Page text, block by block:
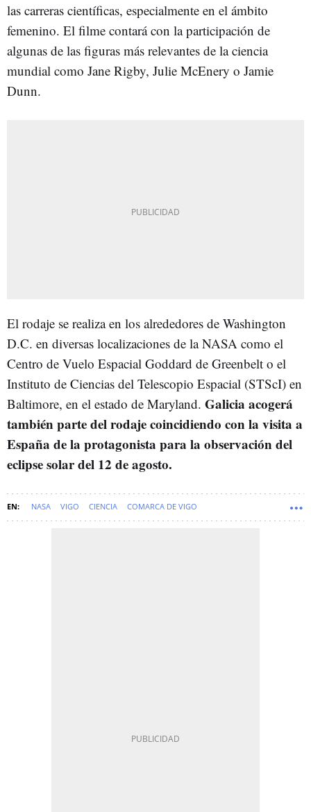
las carreras científicas, especialmente en el ámbito
femenino. El filme contará con la participación de
algunas de las figuras más relevantes de la ciencia
mundial como Jane Rigby, Julie McEnery o Jamie
Dunn.
El rodaje se realiza en los alrededores de Washington
D.C. en diversas localizaciones de la NASA como el
Centro de Vuelo Espacial Goddard de Greenbelt o el
Instituto de Ciencias del Telescopio Espacial (STScI) en
Baltimore, en el estado de Maryland. Galicia acogerá
también parte del rodaje coincidiendo con la visita a
España de la protagonista para la observación del
eclipse solar del 12 de agosto.
NASA VIGO CIENCIA COMARCA DE VIGO